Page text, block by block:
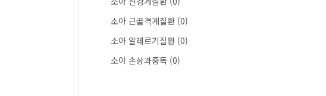
소아 근골격계질환 (0)
소아 알레르기질환 (0)
소아 손상과중독 (0)